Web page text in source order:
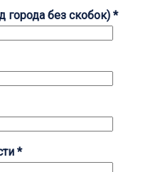
города без скобок) *
*